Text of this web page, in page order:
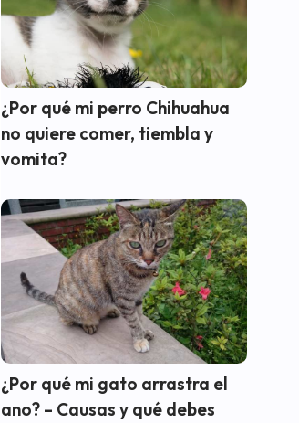
¿Por qué mi perro Chihuahua
no quiere comer, tiembla y
vomita?
¿Por qué mi gato arrastra el
ano? – Causas y qué debes